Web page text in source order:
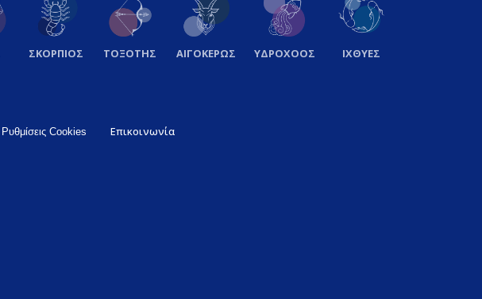
ΣΚΟΡΠΙΟΣ ΤΟΞΟΤΗΣ ΑΙΓΟΚΕΡΩΣ ΥΔΡΟΧΟΟΣ ΙΧΘΥΕΣ
Ρυθμίσεις Cookies Επικοινωνία